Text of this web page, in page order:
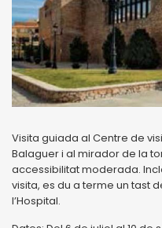
Visita guiada al Centre de
Balaguer i al mirador de la
accessibilitat moderada.
visita, es du a terme un tast
l’Hospital.